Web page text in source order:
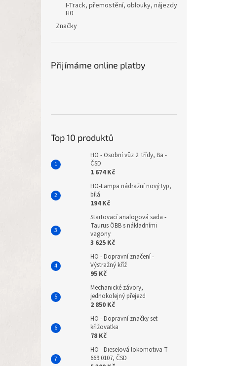
I-Track, přemostění, oblouky, nájezdy
H0
Značky
Přijímáme online platby
Top 10 produktů
HO - Osobní vůz 2. třídy, Ba -
ČSD
1 674 Kč
HO-Lampa nádražní nový typ,
bílá
194 Kč
Startovací analogová sada -
Taurus ÖBB s nákladními
vagony
3 625 Kč
HO - Dopravní značení -
Výstražný kříž
95 Kč
Mechanické závory,
jednokolejný přejezd
2 850 Kč
HO - Dopravní značky set
křižovatka
78 Kč
HO - Dieselová lokomotiva T
669.0107, ČSD